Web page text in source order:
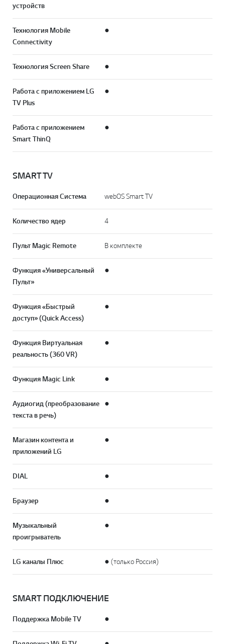
устройств
Технология Mobile
Connectivity
●
Технология Screen Share ●
Работа с приложением LG
TV Plus
●
Работа с приложением
Smart ThinQ
●
SMART TV
Операционная Система webOS Smart TV
Количество ядер 4
Пульт Magic Remote В комплекте
Функция «Универсальный
Пульт»
●
Функция «Быстрый
доступ» (Quick Access)
●
Функция Виртуальная
реальность (360 VR)
●
Функция Magic Link ●
Аудиогид (преобразование
текста в речь)
●
Магазин контента и
приложений LG
●
DIAL ●
Браузер ●
Музыкальный
проигрыватель
●
LG каналы Плюс ● (только Россия)
SMART ПОДКЛЮЧЕНИЕ
Поддержка Mobile TV ●